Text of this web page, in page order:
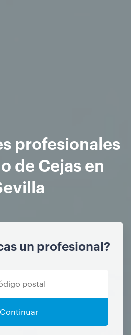
profesionales
de Cejas en
un profesional?
Continuar